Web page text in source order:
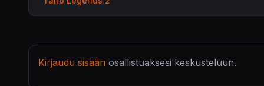
Kirjaudu sisään osallistuaksesi keskusteluun.